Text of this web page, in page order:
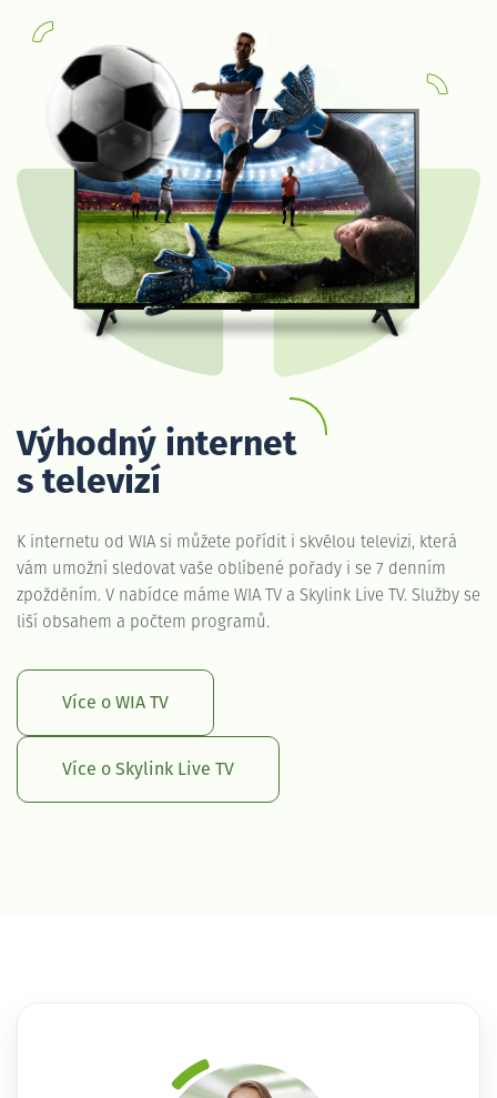
Výhodný internet
s televizí
K internetu od WIA si můžete pořídit i skvělou televizi, která
vám umožní sledovat vaše oblíbené pořady i se 7 denním
zpožděním. V nabídce máme WIA TV a Skylink Live TV. Služby se
liší obsahem a počtem programů.
Více o WIA TV
Více o Skylink Live TV